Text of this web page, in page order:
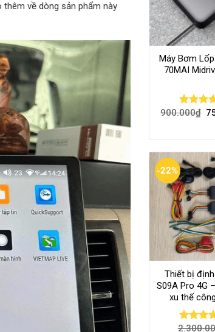
về dòng sản phẩm này
Máy Bơm
70MAI
Rated
900.000₫
-22%
Thiết bị
S09A Pro 4G
xu thế
Rated